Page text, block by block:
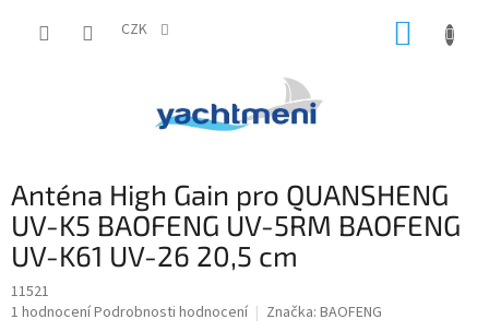
CZK
Anténa High Gain pro QUANSHENG
UV-K5 BAOFENG UV-5RM BAOFENG
UV-K61 UV-26 20,5 cm
11521
Průměrné
1 hodnoceníPodrobnosti hodnocení Značka: BAOFENG